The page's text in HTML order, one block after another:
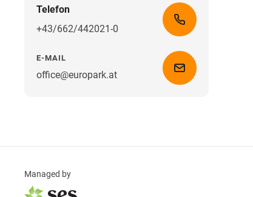
Telefon
+43/662/442021-0
E-MAIL
office@europark.at
Managed by